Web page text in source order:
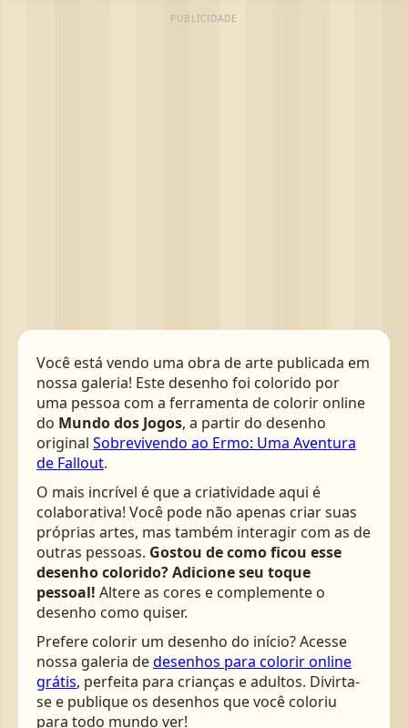
PUBLICIDADE
Você está vendo uma obra de arte publicada em
nossa galeria! Este desenho foi colorido por
uma pessoa com a ferramenta de colorir online
do Mundo dos Jogos, a partir do desenho
original Sobrevivendo ao Ermo: Uma Aventura
de Fallout.
O mais incrível é que a criatividade aqui é
colaborativa! Você pode não apenas criar suas
próprias artes, mas também interagir com as de
outras pessoas. Gostou de como ficou esse
desenho colorido? Adicione seu toque
pessoal! Altere as cores e complemente o
desenho como quiser.
Prefere colorir um desenho do início? Acesse
nossa galeria dedesenhos para colorir online
grátis, perfeita para crianças e adultos. Divirta-
se e publique os desenhos que você coloriu
para todo mundo ver!